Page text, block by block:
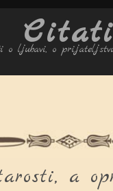
Citati
o ljubavi, o
a